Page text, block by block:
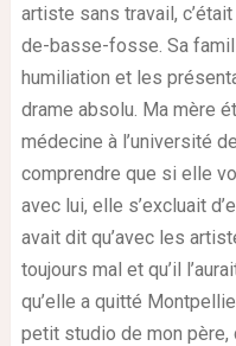
artiste sans travail,
de-basse-fosse. Sa
humiliation et les
drame absolu. Ma mère
médecine à l’université
comprendre que si elle
avec lui, elle s’excluait
avait dit qu’avec les
toujours mal et qu’il
qu’elle a quitté
petit studio de mon